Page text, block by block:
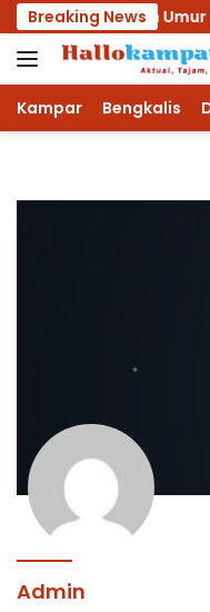
Langsung
ke
konten
Breaking News
Dibawah Umur
Kampar Bengkalis
Admin